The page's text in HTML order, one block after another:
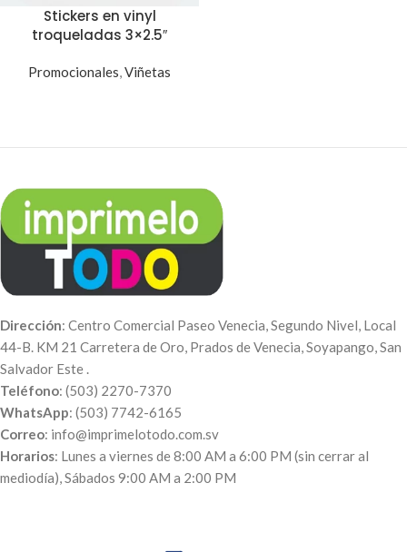
Stickers en vinyl
troqueladas 3×2.5″
Promocionales,Viñetas
Dirección: Centro Comercial Paseo Venecia, Segundo Nivel, Local
44-B. KM 21 Carretera de Oro, Prados de Venecia, Soyapango, San
Salvador Este .
Teléfono: (503) 2270-7370
WhatsApp: (503) 7742-6165
Correo: info@imprimelotodo.com.sv
Horarios: Lunes a viernes de 8:00 AM a 6:00 PM (sin cerrar al
mediodía), Sábados 9:00 AM a 2:00 PM